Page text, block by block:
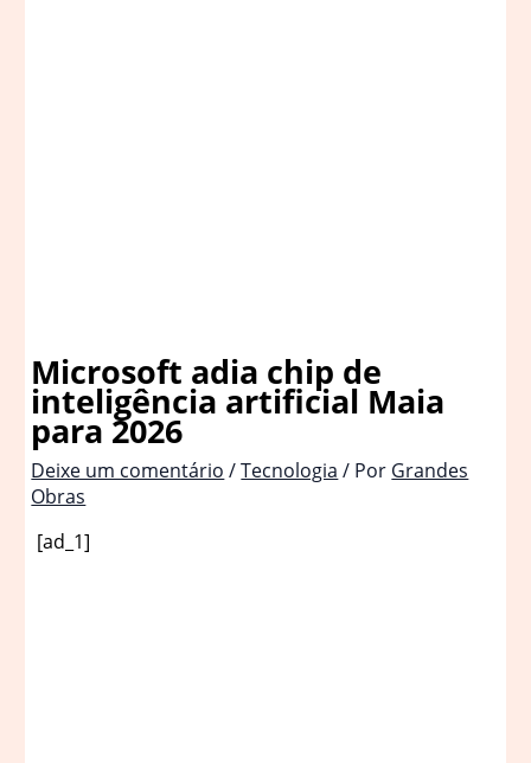
Microsoft adia chip de
inteligência artificial Maia
para 2026
Deixe um comentário /Tecnologia / Por Grandes
Obras
[ad_1]